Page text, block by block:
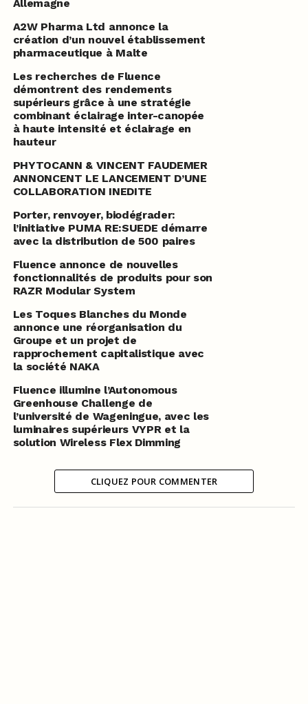
Allemagne
A2W Pharma Ltd annonce la
création d’un nouvel établissement
pharmaceutique à Malte
Les recherches de Fluence
démontrent des rendements
supérieurs grâce à une stratégie
combinant éclairage inter-canopée
à haute intensité et éclairage en
hauteur
PHYTOCANN & VINCENT FAUDEMER
ANNONCENT LE LANCEMENT D’UNE
COLLABORATION INEDITE
Porter, renvoyer, biodégrader:
l’initiative PUMA RE:SUEDE démarre
avec la distribution de 500 paires
Fluence annonce de nouvelles
fonctionnalités de produits pour son
RAZR Modular System
Les Toques Blanches du Monde
annonce une réorganisation du
Groupe et un projet de
rapprochement capitalistique avec
la société NAKA
Fluence illumine l’Autonomous
Greenhouse Challenge de
l’université de Wageningue, avec les
luminaires supérieurs VYPR et la
solution Wireless Flex Dimming
CLIQUEZ POUR COMMENTER